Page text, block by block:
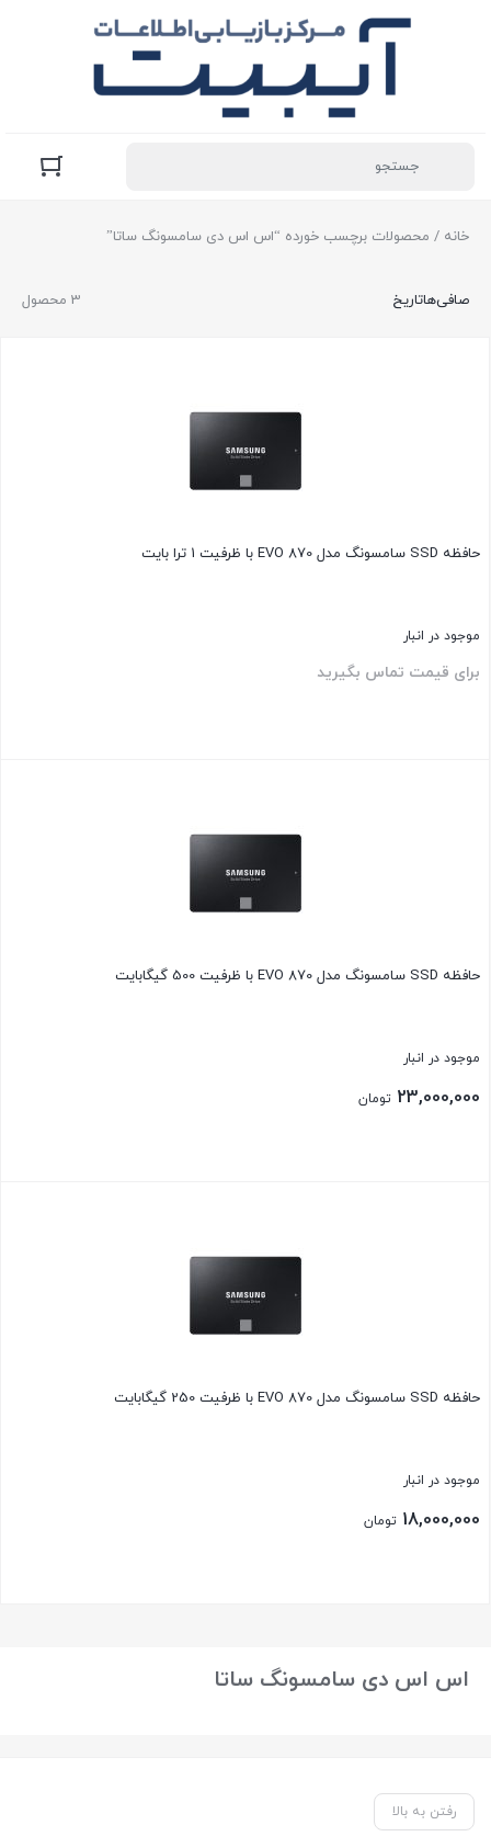
خانه / محصولات برچسب خورده “اس اس دی سامسونگ ساتا”
3 محصول صافی‌هاتاریخ
حافظه SSD سامسونگ مدل EVO 870 با ظرفیت 1 ترا بایت
موجود در انبار
برای قیمت تماس بگیرید
حافظه SSD سامسونگ مدل EVO 870 با ظرفیت 500 گیگابایت
موجود در انبار
23,000,000 تومان
حافظه SSD سامسونگ مدل EVO 870 با ظرفیت 250 گیگابایت
موجود در انبار
18,000,000 تومان
اس اس دی سامسونگ ساتا
رفتن به بالا